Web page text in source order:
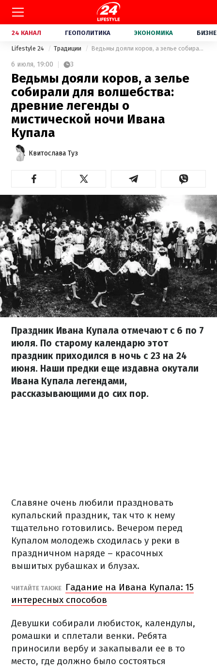
24 КАНАЛ ГЕОПОЛИТИКА ЭКОНОМИКА
Lifestyle 24 Традиции Ведьмы дояли коров, а зелье собирали для волшебства: древние легенды о мистической ночи Ивана Купала
6 июля, 19:00 3
Ведьмы дояли коров, а зелье
собирали для волшебства:
древние легенды о
мистической ночи Ивана
Купала
Квитослава Туз
Праздник Ивана Купала отмечают с 6 по 7
июля. По старому календарю этот
праздник приходился в ночь с 23 на 24
июня. Наши предки еще издавна окутали
Ивана Купала легендами,
рассказывающими до сих пор.
Славяне очень любили праздновать
купальский праздник, так что к нему
тщательно готовились. Вечером перед
Купалом молодежь сходилась у реки в
праздничном наряде – красочных
вышитых рубашках и блузах.
ЧИТАЙТЕ ТАКЖЕ
Гадание на Ивана Купала: 15
интересных способов
Девушки собирали любисток, календулы,
ромашки и сплетали венки. Ребята
приносили вербу и закапывали ее в то
место, где должно было состояться